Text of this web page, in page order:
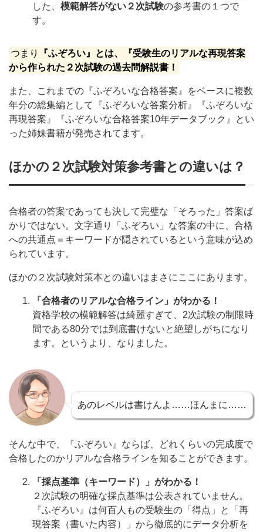
した、 模範解答がない２次試験の参考書の１つで
す。
つまり
『ふぞろい』とは、『受験生のリアルな再現答案
から作られた２次試験の過去問解説書！
また、これまでの『ふぞろいな合格答案』をベースに複数
年分の総集編として『ふぞろいな答案分析』『ふぞろいな
再現答案』『ふぞろいな合格答案10年データブック』とい
った姉妹書籍が発売されてます。
ほかの２次試験対策参考書との違いは？
合格者の答案であっても決して完璧な「そろった」答案ば
かりではない。文字通り「ふぞろい」な答案の中に、合格
への共通点＝キーワードが隠されているという意味が込め
られています。
ほかの２次試験対策本との違いはまさにここにあります。
「合格者のリアルな合格ライン」がわかる！
資格学校の模範解答は綺麗すぎて、2次試験の制限時
間である80分では到底書けないと絶望しがちになり
ます。というより、なりました。
あのレベルは書けんよ……ほんまに……
そんな中で、『ふぞろい』ならば、どれくらいの完成度で
合格したのかリアルな合格ラインを知ることができます。
「採点基準（キーワード）」がわかる！
２次試験の明確な採点基準は公表されていません。
『ふぞろい』は何百人もの受験生の「得点」と「再
現答案（書いた内容）」から徹底的にデータ分析を